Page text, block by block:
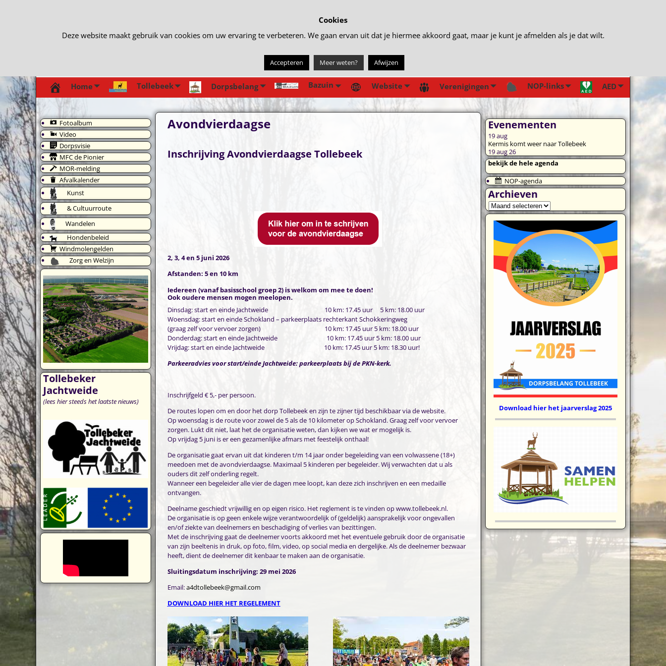
Home Tollebeek Dorpsbelang Bazuin Website Verenigingen NOP-links AED
Avondvierdaagse
Inschrijving Avondvierdaagse Tollebeek
2, 3, 4 en 5 juni 2026
Afstanden: 5 en 10 km
Iedereen (vanaf basisschool groep 2) is welkom om mee te doen!
Ook oudere mensen mogen meelopen.
Dinsdag: start en einde Jachtweide 10 km: 17.45 uur 5 km: 18.00 uur
Woensdag: start en einde Schokland – parkeerplaats rechterkant Schokkeringweg
(graag zelf voor vervoer zorgen) 10 km: 17.45 uur 5 km: 18.00 uur
Donderdag: start en einde Jachtweide 10 km: 17.45 uur 5 km: 18.00 uur
Vrijdag: start en einde Jachtweide 10 km: 17.45 uur 5 km: 18.30 uur!
Parkeeradvies voor start/einde Jachtweide: parkeerplaats bij de PKN-kerk.
Inschrijfgeld € 5,- per persoon.
De routes lopen om en door het dorp Tollebeek en zijn te zijner tijd beschikbaar via de website.
Op woensdag is de route voor zowel de 5 als de 10 kilometer op Schokland. Graag zelf voor vervoer
zorgen. Lukt dit niet, laat het de organisatie weten, dan kijken we wat er mogelijk is.
Op vrijdag 5 juni is er een gezamenlijke afmars met feestelijk onthaal!
De organisatie gaat ervan uit dat kinderen t/m 14 jaar onder begeleiding van een volwassene (18+)
meedoen met de avondvierdaagse. Maximaal 5 kinderen per begeleider. Wij verwachten dat u als
ouders dit zelf onderling regelt.
Wanneer een begeleider alle vier de dagen mee loopt, kan deze zich inschrijven en een medaille
ontvangen.
Deelname geschiedt vrijwillig en op eigen risico. Het reglement is te vinden op www.tollebeek.nl.
De organisatie is op geen enkele wijze verantwoordelijk of (geldelijk) aansprakelijk voor ongevallen
en/of ziekte van deelnemers en beschadiging of verlies van bezittingen.
Met de inschrijving gaat de deelnemer voorts akkoord met het eventuele gebruik door de organisatie
van zijn beeltenis in druk, op foto, film, video, op social media en dergelijke. Als de deelnemer bezwaar
heeft, dient de deelnemer dit kenbaar te maken aan de organisatie.
Sluitingsdatum inschrijving: 29 mei 2026
Email:a4dtollebeek@gmail.com
DOWNLOAD HIER HET REGELEMENT
Fotoalbum
Video
Dorpsvisie
MFC de Pionier
MOR-melding
Afvalkalender
Kunst
& Cultuurroute
Wandelen
Hondenbeleid
Windmolengelden
Zorg en Welzijn
Tollebeker
Jachtweide
(lees hier steeds het laatste nieuws)
Evenementen
19aug
Kermis komt weer naar Tollebeek
19 aug 26
bekijk de hele agenda
NOP-agenda
Archieven
Download hier het jaarverslag 2025
Cookies
Deze website maakt gebruik van cookies om uw ervaring te verbeteren. We gaan ervan uit dat je hiermee akkoord gaat, maar je kunt je afmelden als je dat wilt.
Accepteren Meer weten? Afwijzen